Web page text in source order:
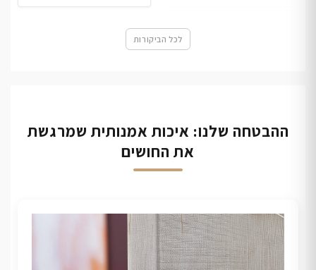
לכל הביקורות
ההבטחה שלנו: איכות אמנותית שמרגשת
את החושים